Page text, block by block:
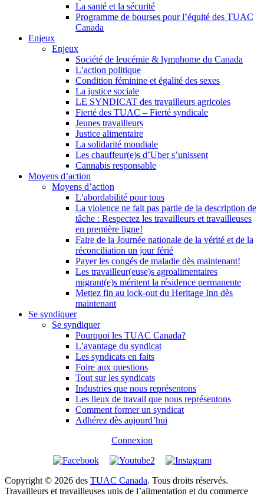
La santé et la sécurité
Programme de bourses pour l’équité des TUAC
Canada
Enjeux
Enjeux
Société de leucémie & lymphome du Canada
L’action politique
Condition féminine et égalité des sexes
La justice sociale
LE SYNDICAT des travailleurs agricoles
Fierté des TUAC – Fierté syndicale
Jeunes travailleurs
Justice alimentaire
La solidarité mondiale
Les chauffeur(e)s d’Uber s’unissent
Cannabis responsable
Moyens d’action
Moyens d’action
L’abordabilité pour tous
La violence ne fait pas partie de la description de
tâche : Respectez les travailleurs et travailleuses
en première ligne!
Faire de la Journée nationale de la vérité et de la
réconciliation un jour férié
Payer les congés de maladie dès maintenant!
Les travailleur(euse)s agroalimentaires
migrant(e)s méritent la résidence permanente
Mettez fin au lock-out du Heritage Inn dès
maintenant
Se syndiquer
Se syndiquer
Pourquoi les TUAC Canada?
L’avantage du syndicat
Les syndicats en faits
Foire aux questions
Tout sur les syndicats
Industries que nous représentons
Les lieux de travail que nous représentons
Comment former un syndicat
Adhérez dès aujourd’hui
Connexion
Copyright © 2026 des TUAC Canada. Tous droits réservés.
Travailleurs et travailleuses unis de l’alimentation et du commerce